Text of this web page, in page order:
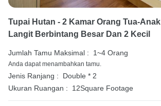
Tupai Hutan - 2 Kamar Orang Tua-Anak
Langit Berbintang Besar Dan 2 Kecil
Jumlah Tamu Maksimal : 1~4 Orang
Anda dapat menambahkan tamu.
Jenis Ranjang :
Double * 2
Ukuran Ruangan :
12Square Footage